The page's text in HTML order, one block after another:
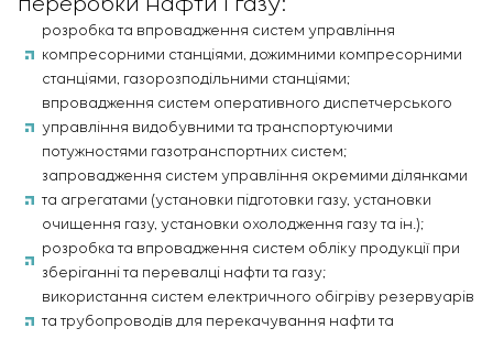
розробка та впровадження систем управління
компресорними станціями, дожимними компресорними
станціями, газорозподільними станціями;
впровадження систем оперативного диспетчерського
управління видобувними та транспортуючими
потужностями газотранспортних систем;
запровадження систем управління окремими ділянками
та агрегатами (установки підготовки газу, установки
очищення газу, установки охолодження газу та ін.);
розробка та впровадження систем обліку продукції при
зберіганні та перевалці нафти та газу;
використання систем електричного обігріву резервуарів
та трубопроводів для перекачування нафти та